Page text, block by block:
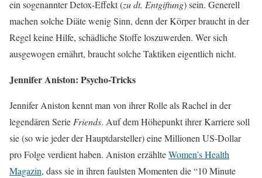
ein sogenannter Detox-Effekt (zu dt. Entgiftung) sein. Generell
machen solche Diäte wenig Sinn, denn der Körper braucht in der
Regel keine Hilfe, schädliche Stoffe loszuwerden. Wer sich
ausgewogen ernährt, braucht solche Taktiken eigentlich nicht.
Jennifer Aniston: Psycho-Tricks
Jennifer Aniston kennt man von ihrer Rolle als Rachel in der
legendären Serie Friends. Auf dem Höhepunkt ihrer Karriere soll
sie (so wie jeder der Hauptdarsteller) eine Millionen US-Dollar
pro Folge verdient haben. Aniston erzählteWomen’s Health
Magazin, dass sie in ihren faulsten Momenten die “10 Minute